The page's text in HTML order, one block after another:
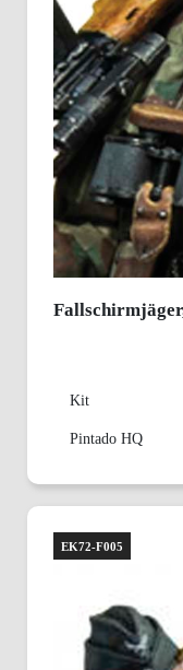
Kit
Pintado HQ
EK72-F005